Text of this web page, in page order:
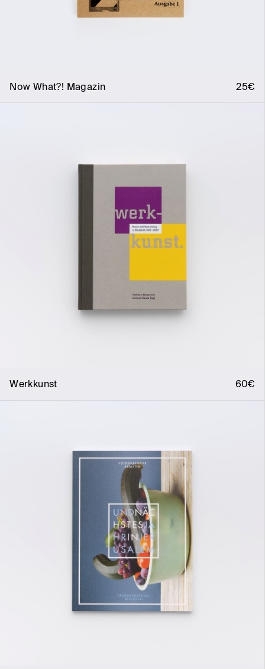
Now What?! Magazin 25€
Werkkunst 60€